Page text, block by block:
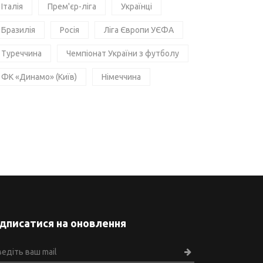
Італія Прем'єр-ліга Українці
Бразилія Росія Ліга Європи УЄФА
Туреччина Чемпіонат України з футболу
ФК «Динамо» (Київ) Німеччина
на оновлення